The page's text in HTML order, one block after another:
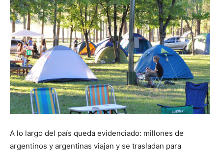
A lo largo del país queda evidenciado: millones de
argentinos y argentinas viajan y se trasladan para